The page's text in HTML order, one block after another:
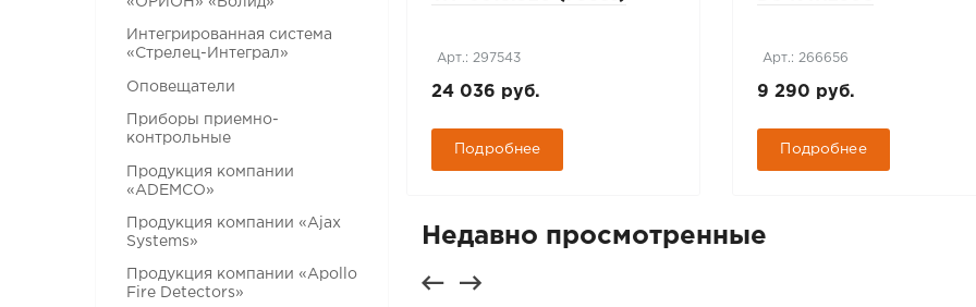
Интегрированная система
«Стрелец-Интеграл»
Оповещатели
Приборы приемно-
контрольные
Продукция компании
«ADEMCO»
Продукция компании «Ajax
Systems»
Продукция компании «Apollo
Fire Detectors»
Арт.: 232686
7 286 руб.
Подробнее
Арт.: 297543
24 036 руб.
Подробнее
Арт.: 266656
9 290 руб.
Подробнее
Недавно просмотренные